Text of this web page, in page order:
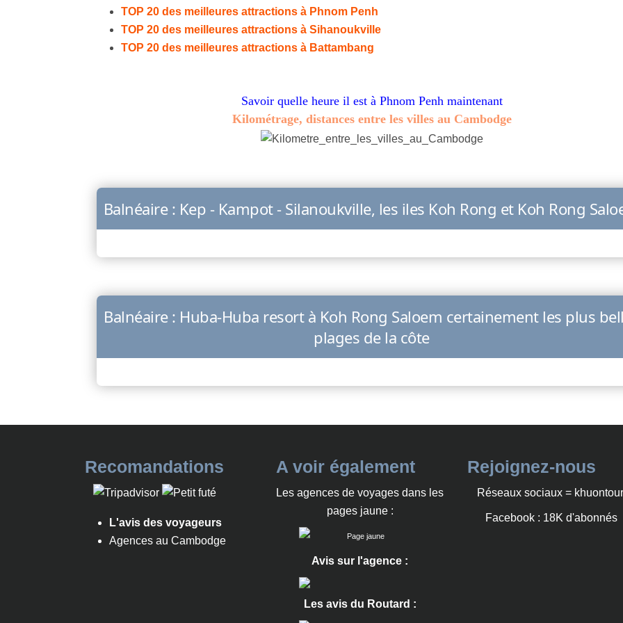
TOP 20 des meilleures attractions à Phnom Penh
TOP 20 des meilleures attractions à Sihanoukville
TOP 20 des meilleures attractions à Battambang
Savoir quelle heure il est à Phnom Penh maintenant
Kilométrage, distances entre les villes au Cambodge
Balnéaire : Kep - Kampot - Silanoukville, les iles Koh Rong et Koh Rong
Balnéaire : Huba-Huba resort à Koh Rong Saloem certainement les plus
plages de la côte
Recomandations
L'avis des voyageurs
Agences au Cambodge
A voir également
Les agences de voyages dans les
pages jaune :
Avis sur l'agence :
Les avis du Routard :
Rejoignez-nous
Réseaux sociaux =
Facebook : 18K d'abonnés